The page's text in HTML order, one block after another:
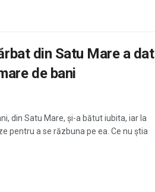
din Satu Mare a dat
de bani
din Satu Mare, şi-a bătut iubita, iar la
pentru a se răzbuna pe ea. Ce nu ştia